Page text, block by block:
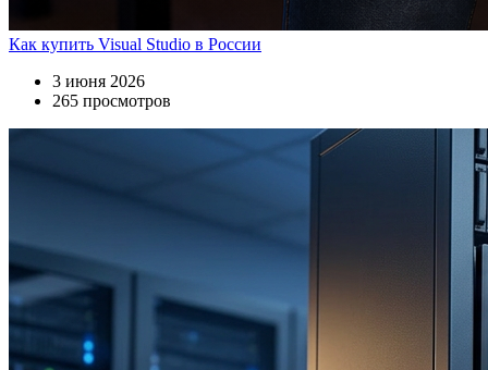
Как купить Visual Studio в России
3 июня 2026
265 просмотров